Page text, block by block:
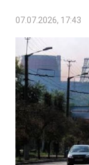
07.07.2026, 17:43